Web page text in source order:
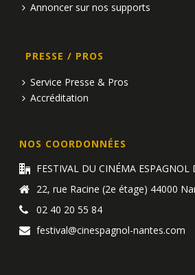
Annoncer sur nos supports
PRESSE / PROS
Service Presse & Pros
Accréditation
NOS COORDONNÉES
FESTIVAL DU CINÉMA ESPAGNOL
22, rue Racine (2e étage) 44000
02 40 20 55 84
festival@cinespagnol-nantes.com